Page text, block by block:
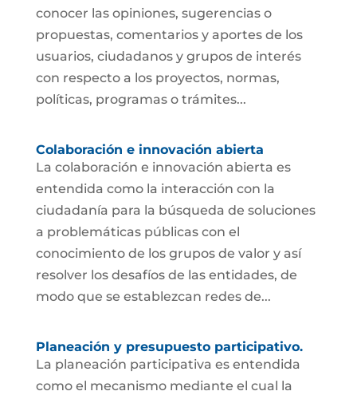
conocer las opiniones, sugerencias o
propuestas, comentarios y aportes de los
usuarios, ciudadanos y grupos de interés
con respecto a los proyectos, normas,
políticas, programas o trámites...
Colaboración e innovación abierta
La colaboración e innovación abierta es
entendida como la interacción con la
ciudadanía para la búsqueda de soluciones
a problemáticas públicas con el
conocimiento de los grupos de valor y así
resolver los desafíos de las entidades, de
modo que se establezcan redes de...
Planeación y presupuesto participativo.
La planeación participativa es entendida
como el mecanismo mediante el cual la